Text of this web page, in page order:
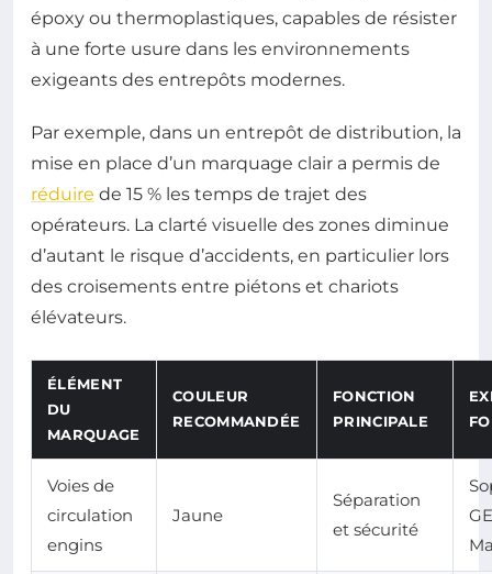
époxy ou thermoplastiques, capables de résister
à une forte usure dans les environnements
exigeants des entrepôts modernes.
Par exemple, dans un entrepôt de distribution, la
mise en place d’un marquage clair a permis de
réduire de 15 % les temps de trajet des
opérateurs. La clarté visuelle des zones diminue
d’autant le risque d’accidents, en particulier lors
des croisements entre piétons et chariots
élévateurs.
ÉLÉMENT
DU
MARQUAGE
COULEUR
RECOMMANDÉE
FONCTION
PRINCIPALE
Voies de
circulation
engins
Jaune
Séparation
et sécurité